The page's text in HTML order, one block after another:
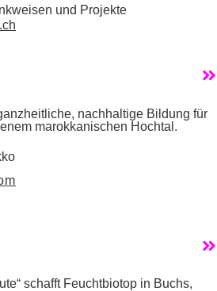
und Projekte
nachhaltige Bildung für
marokkanischen Hochtal.
schafft Feuchtbiotop in Buchs,